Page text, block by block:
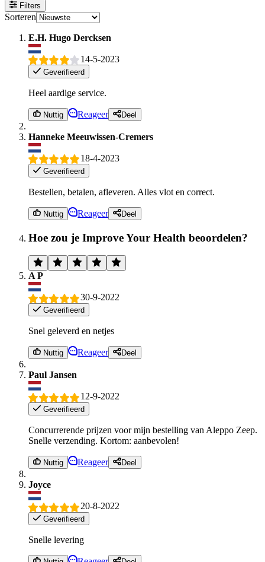
Filters
Sorteren
E.H. Hugo Dercksen
14-5-2023
Geverifieerd
Heel aardige service.
Nuttig Reageer Deel
Hanneke Meeuwissen-Cremers
18-4-2023
Geverifieerd
Bestellen, betalen, afleveren. Alles vlot en correct.
Nuttig Reageer Deel
Hoe zou je Improve Your Health beoordelen?
A P
30-9-2022
Geverifieerd
Snel geleverd en netjes
Nuttig Reageer Deel
Paul Jansen
12-9-2022
Geverifieerd
Concurrerende prijzen voor mijn bestelling van Aleppo Zeep.
Snelle verzending. Kortom: aanbevolen!
Nuttig Reageer Deel
Joyce
20-8-2022
Geverifieerd
Snelle levering